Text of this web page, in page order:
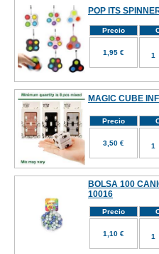
POP ITS
Precio
1,95 €
MAGIC CUBE
Precio
3,50 €
BOLSA 100
10016
Precio
1,10 €